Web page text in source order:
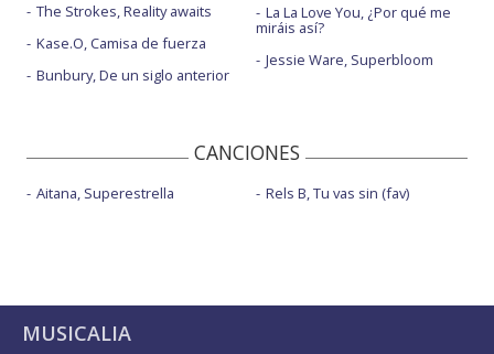
The Strokes, Reality awaits
Kase.O, Camisa de fuerza
Bunbury, De un siglo anterior
La La Love You, ¿Por qué me
miráis así?
Jessie Ware, Superbloom
CANCIONES
Aitana, Superestrella Rels B, Tu vas sin (fav)
MUSICALIA